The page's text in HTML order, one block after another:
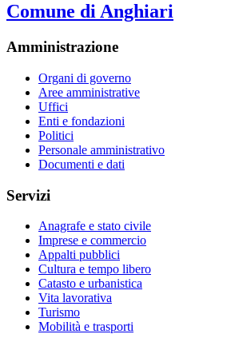
Comune di Anghiari
Amministrazione
Organi di governo
Aree amministrative
Uffici
Enti e fondazioni
Politici
Personale amministrativo
Documenti e dati
Servizi
Anagrafe e stato civile
Imprese e commercio
Appalti pubblici
Cultura e tempo libero
Catasto e urbanistica
Vita lavorativa
Turismo
Mobilità e trasporti